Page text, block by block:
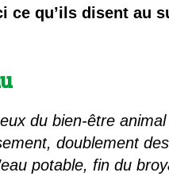
qu’ils disent au
du bien-être
doublement
potable, fin du